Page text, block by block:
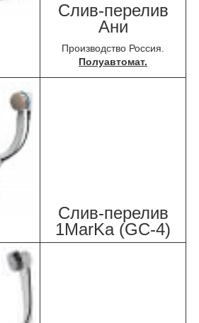
Слив-перелив
Ани
Производство Россия.
Полуавтомат.
Слив-перелив
1MarKa (GC-4)